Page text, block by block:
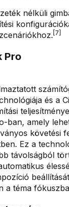
nélküli
[7]
Pro
és a
ban, amely
követési
Ez a
távolságból
a téma